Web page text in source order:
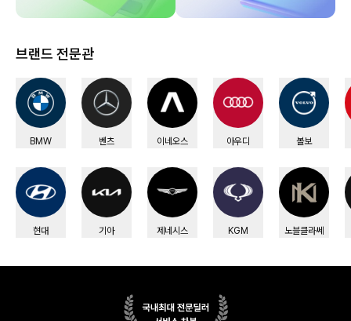
브랜드 전문관
BMW 벤츠 이네오스 아우디 볼보
현대 기아 제네시스 KGM 노블클라쎄